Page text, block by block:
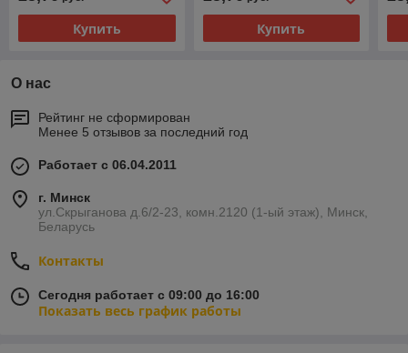
Купить Купить
О нас
Рейтинг не сформирован
Менее 5 отзывов за последний год
Работает с 06.04.2011
г. Минск
ул.Скрыганова д.6/2-23, комн.2120 (1-ый этаж), Минск,
Беларусь
Контакты
Сегодня работает с 09:00 до 16:00
Показать весь график работы